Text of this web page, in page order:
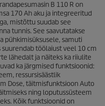
B 110 R on
170 Ah aku ja integreeritud
mistõttu suudab see
tunnis. See saavutatakse
pühkimisüksusele, samuti
töölaiust veel 10 cm
lähedalt ja näiteks ka riiulite
ka järgmised funktsioonid:
ressursisäästlik
Dose, täitmisfunktsioon Auto
ning loputussüsteem
Kõik funktsioonid on